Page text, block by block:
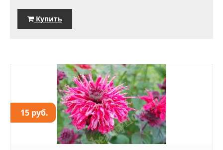
Купить
15 руб.